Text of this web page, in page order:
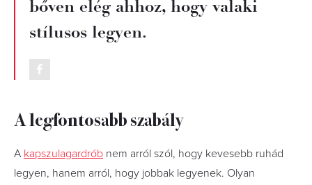
bőven elég ahhoz, hogy valaki
stílusos legyen.
A legfontosabb szabály
A kapszulagardrób nem arról szól, hogy kevesebb ruhád
legyen, hanem arról, hogy jobbak legyenek. Olyan